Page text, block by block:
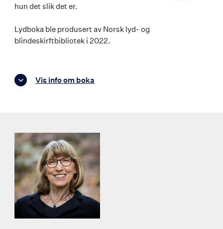
hun det slik det er.
Lydboka ble produsert av Norsk lyd- og
blindeskirftbibliotek i 2022.
Vis info om boka